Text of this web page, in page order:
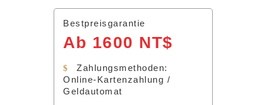
Bestpreisgarantie
Ab 1600 NT$
Zahlungsmethoden:
Online-Kartenzahlung /
Geldautomat